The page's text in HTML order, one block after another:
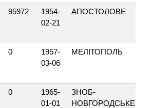
95972
1954-
02-21
АПОСТОЛОВЕ
0
1957-
03-06
МЕЛІТОПОЛЬ
0
1965-
01-01
ЗНОБ-
НОВГОРОДСЬКЕ